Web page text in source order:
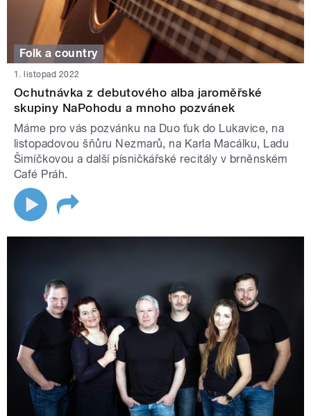
Folk a country
1. listopad 2022
Ochutnávka z debutového alba jaroměřské
skupiny NaPohodu a mnoho pozvánek
Máme pro vás pozvánku na Duo ťuk do Lukavice, na
listopadovou šňůru Nezmarů, na Karla Macálku, Ladu
Šimíčkovou a další písničkářské recitály v brněnském
Café Práh.